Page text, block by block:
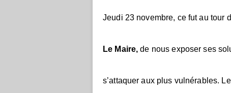
Jeudi 23 novembre, ce fut au tour
Le Maire, de nous exposer ses
s’attaquer aux plus vulnérables.